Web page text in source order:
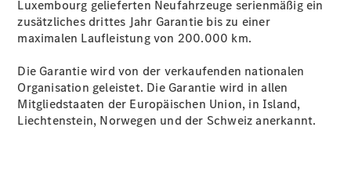
Alle Modelle
Neue Modelle
Elektromodelle
Plug-in-Hybrid Modelle
Luxembourg gelieferten Neufahrzeuge serienmäßig ein
zusätzliches drittes Jahr Garantie bis zu einer
maximalen Laufleistung von 200.000 km.
Die Garantie wird von der verkaufenden nationalen
Organisation geleistet. Die Garantie wird in allen
Mitgliedstaaten der Europäischen Union, in Island,
Liechtenstein, Norwegen und der Schweiz anerkannt.